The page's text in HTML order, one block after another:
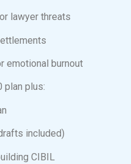
lawyer threats
emotional burnout
plan plus:
included)
CIBIL